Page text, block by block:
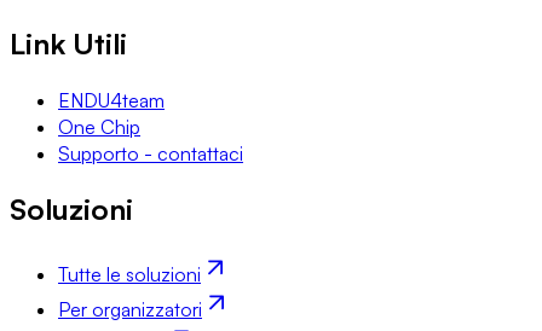
Link Utili
ENDU4team
One Chip
Supporto - contattaci
Soluzioni
Tutte le soluzioni
Per organizzatori